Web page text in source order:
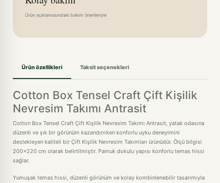
Ürün açıklamasındaki bakım önerileriyle
Ürün özellikleri Taksit seçenekleri
Cotton Box Tensel Craft Çift Kişilik
Nevresim Takımı Antrasit
Cotton Box Tensel Craft Çift Kişilik Nevresim Takımı Antrasit, yatak odasına
düzenli ve şık bir görünüm kazandırırken konforlu uyku deneyimini
destekleyen kaliteli bir Çift Kişilik Nevresim Takımları ürünüdür. Ölçü bilgisi
200x220 cm olarak belirtilmiştir. Pamuk dokulu yapısı konforlu temas hissi
sağlar.
Yumuşak temas hissi, düzenli görünüm ve kolay kombinlenebilir tasarımıyla